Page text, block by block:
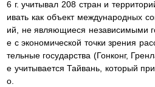
6 г. учитывал 208 стран и
ивать как объект международных
ий, не являющиеся независимыми
е с экономической точки зрения
тельные государства (Гонконг,
е учитывается Тайвань, который
о.